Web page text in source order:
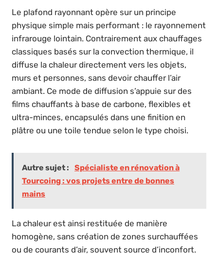
Le plafond rayonnant opère sur un principe
physique simple mais performant : le rayonnement
infrarouge lointain. Contrairement aux chauffages
classiques basés sur la convection thermique, il
diffuse la chaleur directement vers les objets,
murs et personnes, sans devoir chauffer l’air
ambiant. Ce mode de diffusion s’appuie sur des
films chauffants à base de carbone, flexibles et
ultra-minces, encapsulés dans une finition en
plâtre ou une toile tendue selon le type choisi.
Autre sujet :
Spécialiste en rénovation à
Tourcoing : vos projets entre de bonnes
mains
La chaleur est ainsi restituée de manière
homogène, sans création de zones surchauffées
ou de courants d’air, souvent source d’inconfort.